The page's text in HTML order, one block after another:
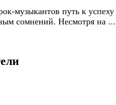
музыкантов путь к успеху
сомнений. Несмотря на ...